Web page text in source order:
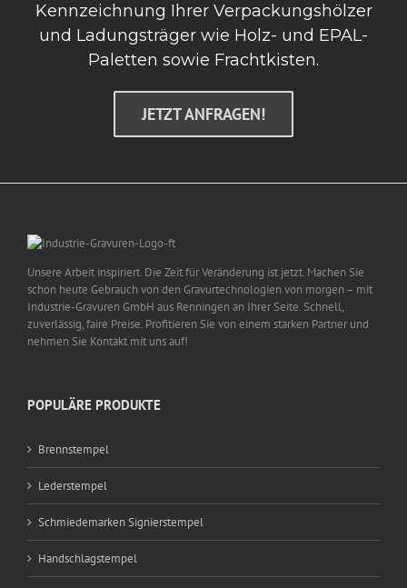
Kennzeichnung Ihrer Verpackungshölzer
und Ladungsträger wie Holz- und EPAL-
Paletten sowie Frachtkisten.
JETZT ANFRAGEN!
Unsere Arbeit inspiriert. Die Zeit für Veränderung ist jetzt. Machen Sie
schon heute Gebrauch von den Gravurtechnologien von morgen – mit
Industrie-Gravuren GmbH aus Renningen an Ihrer Seite. Schnell,
zuverlässig, faire Preise. Profitieren Sie von einem starken Partner und
nehmen Sie Kontakt mit uns auf!
POPULÄRE PRODUKTE
Brennstempel
Lederstempel
Schmiedemarken Signierstempel
Handschlagstempel